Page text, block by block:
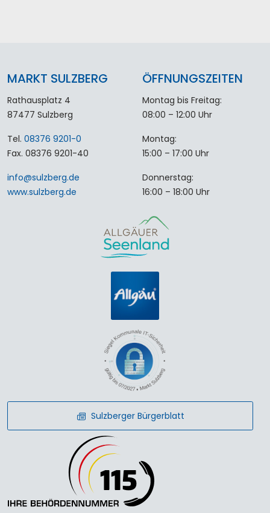
MARKT SULZBERG
Rathausplatz 4
87477 Sulzberg
Tel. 08376 9201-0
Fax. 08376 9201-40
info@sulzberg.de
www.sulzberg.de
ÖFFNUNGSZEITEN
Montag bis Freitag:
08:00 – 12:00 Uhr
Montag:
15:00 – 17:00 Uhr
Donnerstag:
16:00 – 18:00 Uhr
Sulzberger Bürgerblatt